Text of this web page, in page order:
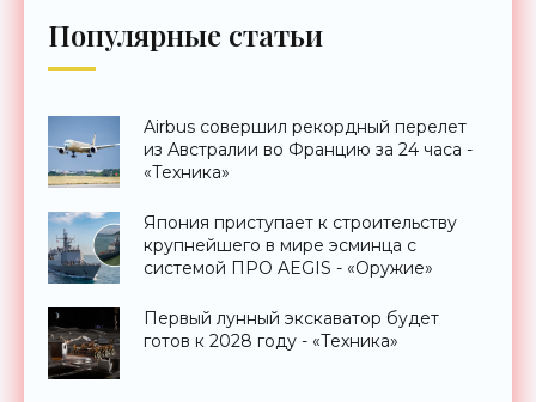
Популярные статьи
Airbus совершил рекордный перелет
из Австралии во Францию за 24 часа -
«Техника»
Япония приступает к строительству
крупнейшего в мире эсминца с
системой ПРО AEGIS - «Оружие»
Первый лунный экскаватор будет
готов к 2028 году - «Техника»